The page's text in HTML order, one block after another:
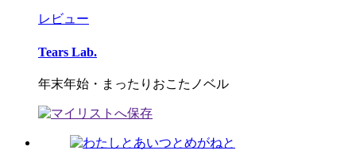
レビュー
Tears Lab.
年末年始・まったりおこたノベル